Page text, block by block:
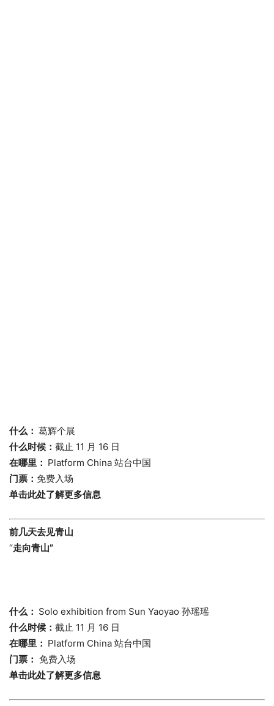
什么： 葛辉个展
什么时候： 截止 11 月 16 日
在哪里： Platform China 站台中国
门票： 免费入场
单击此处了解更多信息
前几天去见青山
“走向青山”
什么： Solo exhibition from Sun Yaoyao 孙瑶瑶
什么时候： 截止 11 月 16 日
在哪里： Platform China 站台中国
门票： 免费入场
单击此处了解更多信息